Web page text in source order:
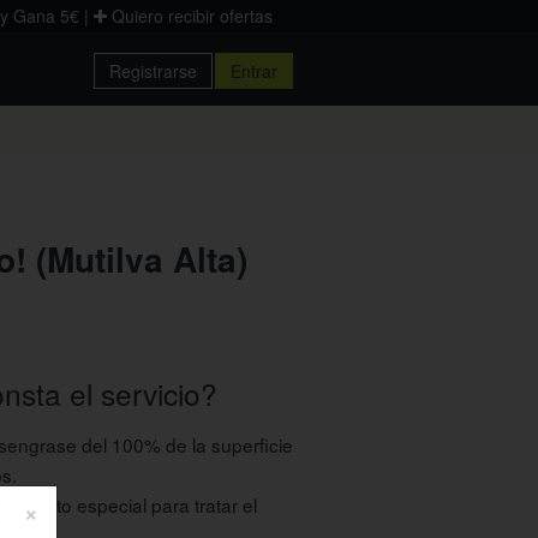
Gana 5€ | Quiero recibir ofertas
Registrarse Entrar
(Mutilva Alta)
el servicio?
del 100% de la superficie
especial para tratar el
×